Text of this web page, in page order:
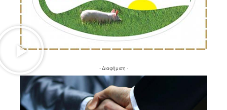
- Διαφήμιση -